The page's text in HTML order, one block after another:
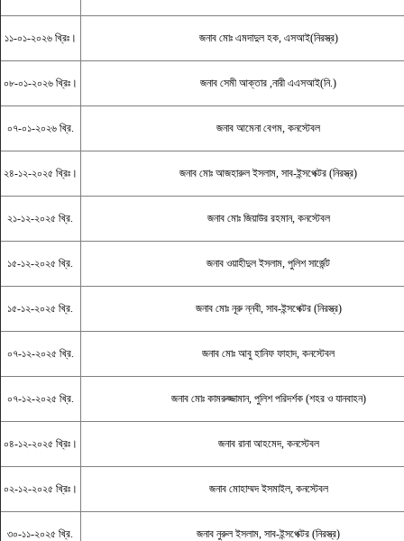
১১-০১-২০২৬ খ্রিঃ। জনাব মোঃ এমদাদুল হক, এসআই(নিরস্ত্র)
০৮-০১-২০২৬ খ্রিঃ। জনাব সেমী আক্তার ,নারী এএসআই(নি.)
০৭-০১-২০২৬ খ্রি. জনাব আমেনা বেগম, কনস্টেবল
২৪-১২-২০২৫ খ্রিঃ। জনাব মোঃ আজহারুল ইসলাম, সাব-ইন্সপেক্টর (নিরস্ত্র)
২১-১২-২০২৫ খ্রি. জনাব মোঃ জিয়াউর রহমান, কনস্টেবল
১৫-১২-২০২৫ খ্রি. জনাব ওয়াহীদুল ইসলাম, পুলিশ সার্জেন্ট
১৫-১২-২০২৫ খ্রি. জনাব মোঃ নূরু ন্নবী, সাব-ইন্সপেক্টর (নিরস্ত্র)
০৭-১২-২০২৫ খ্রি. জনাব মোঃ আবু হানিফ ফাহাদ, কনস্টেবল
০৭-১২-২০২৫ খ্রি. জনাব মোঃ কামরুজ্জামান, পুলিশ পরিদর্শক (শহর ও যানবাহন)
০৪-১২-২০২৫ খ্রিঃ। জনাব রানা আহমেদ, কনস্টেবল
০২-১২-২০২৫ খ্রিঃ। জনাব মোহাম্মদ ইসমাইল, কনস্টেবল
৩০-১১-২০২৫ খ্রি. জনাব নুরুল ইসলাম, সাব-ইন্সপেক্টর (নিরস্ত্র)